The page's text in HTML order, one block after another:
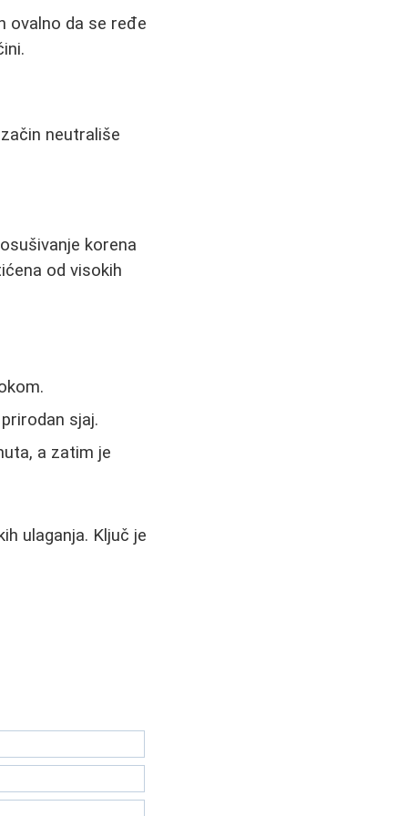
ovalno da se ređe
neutrališe
korena
od visokih
sjaj.
a zatim je
ulaganja. Ključ je